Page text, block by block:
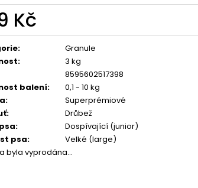
Kč
:
Granule
:
3 kg
8595602517398
balení:
0,1 - 10 kg
:
Superprémiové
:
Drůbež
:
Dospívající (junior)
psa:
Velké (large)
byla vyprodána…
CALIBRA JOY DOG YUMMY TUNA TREAT
100G
79 Kč